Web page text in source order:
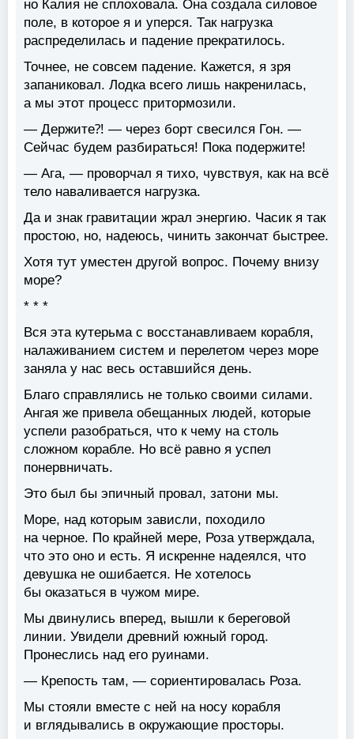
но Калия не сплоховала. Она создала силовое
поле, в которое я и уперся. Так нагрузка
распределилась и падение прекратилось.
Точнее, не совсем падение. Кажется, я зря
запаниковал. Лодка всего лишь накренилась,
а мы этот процесс притормозили.
— Держите⁈ — через борт свесился Гон. —
Сейчас будем разбираться! Пока подержите!
— Ага, — проворчал я тихо, чувствуя, как на всё
тело наваливается нагрузка.
Да и знак гравитации жрал энергию. Часик я так
простою, но, надеюсь, чинить закончат быстрее.
Хотя тут уместен другой вопрос. Почему внизу
море?
* * *
Вся эта кутерьма с восстанавливаем корабля,
налаживанием систем и перелетом через море
заняла у нас весь оставшийся день.
Благо справлялись не только своими силами.
Ангая же привела обещанных людей, которые
успели разобраться, что к чему на столь
сложном корабле. Но всё равно я успел
понервничать.
Это был бы эпичный провал, затони мы.
Море, над которым зависли, походило
на черное. По крайней мере, Роза утверждала,
что это оно и есть. Я искренне надеялся, что
девушка не ошибается. Не хотелось
бы оказаться в чужом мире.
Мы двинулись вперед, вышли к береговой
линии. Увидели древний южный город.
Пронеслись над его руинами.
— Крепость там, — сориентировалась Роза.
Мы стояли вместе с ней на носу корабля
и вглядывались в окружающие просторы.